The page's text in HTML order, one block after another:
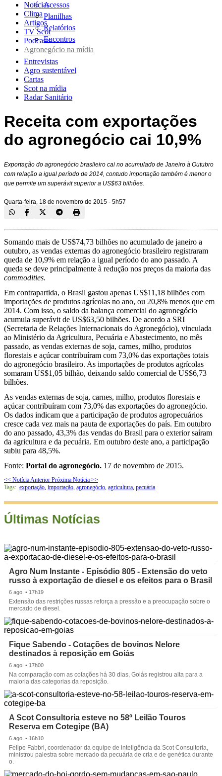
Acessos
Planilhas
Relatórios
Encontros
Notícias
Clima
Artigos
TV Scot
Podcasts
Agronegócio na mídia
Entrevistas
Agro sustentável
Cartas
Scot na mídia
Radar Sanitário
Receita com exportações
do agronegócio cai 10,9%
Exportação do agronegócio brasileiro cai no acumulado de Janeiro à Outubro
com relação a igual período de 2014, contudo importação também é menor o
que permite um superávit superior a US$63 bilhões.
Quarta-feira, 18 de novembro de 2015 - 5h57
Somando mais de US$74,73 bilhões no acumulado de janeiro a
outubro, as vendas externas do agronegócio brasileiro registraram
queda de 10,9% em relação a igual período do ano passado. A
queda se deve principalmente à redução nos preços da maioria das
commodities.
Em contrapartida, o Brasil gastou apenas US$11,18 bilhões com
importações de produtos agrícolas no ano, ou 20,8% menos que em
2014. Com isso, o saldo da balança comercial do agronegócio
acumula superávit de US$63,50 bilhões. De acordo a SRI
(Secretaria de Relações Internacionais do Agronegócio), vinculada
ao Ministério da Agricultura, Pecuária e Abastecimento, no mês
passado, as vendas externas de soja, carnes, milho, produtos
florestais e açúcar contribuíram com 73,0% das exportações totais
do agronegócio brasileiro. As importações de produtos agrícolas
somaram US$1,05 bilhão, deixando saldo comercial de US$6,73
bilhões.
As vendas externas de soja, carnes, milho, produtos florestais e
açúcar contribuíram com 73,0% das exportações do agronegócio.
Os dados indicam que a participação de produtos agropecuários
cresce cada vez mais na pauta de exportações do país. Em outubro
do ano passado, 43,3% das vendas do Brasil para o exterior saíram
da agricultura e da pecuária. Em outubro deste ano, a participação
subiu para 48,5%.
Fonte: Portal do agronegócio. 17 de novembro de 2015.
<< Notícia Anterior Próxima Notícia >>
Tags: exportação, importação, agronegócio, agricultura, pecuária
Últimas Notícias
Agro Num Instante - Episódio 805 - Extensão do veto
russo à exportação de diesel e os efeitos para o Brasil
6 ago. • 17h19
Extensão das restrições russas reforça a pressão e a preocupação sobre o
mercado de diesel.
Fique Sabendo - Cotações de bovinos Nelore
destinados à reposição em Goiás
6 ago. • 17h00
Na comparação com as cotações há 30 dias, Goiás registrou alta para a
maioria das categorias da reposição.
A Scot Consultoria esteve no 58º Leilão Touros
Reserva em Cotegipe (BA)
6 ago. • 16h10
Felipe Fabbri, coordenador da equipe de inteligência da Scot Consultoria,
ministrou palestra sobre mercado da pecuária de cria e de genética durante
o.